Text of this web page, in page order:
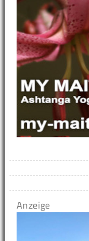
Anzeige